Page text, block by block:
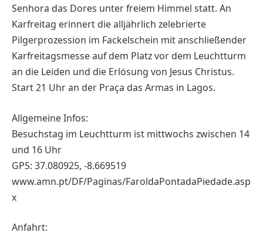
Senhora das Dores unter freiem Himmel statt. An
Karfreitag erinnert die alljährlich zelebrierte
Pilgerprozession im Fackelschein mit anschließender
Karfreitagsmesse auf dem Platz vor dem Leuchtturm
an die Leiden und die Erlösung von Jesus Christus.
Start 21 Uhr an der Praça das Armas in Lagos.
Allgemeine Infos:
Besuchstag im Leuchtturm ist mittwochs zwischen 14
und 16 Uhr
GPS: 37.080925, -8.669519
www.amn.pt/DF/Paginas/FaroldaPontadaPiedade.asp
x
Anfahrt: